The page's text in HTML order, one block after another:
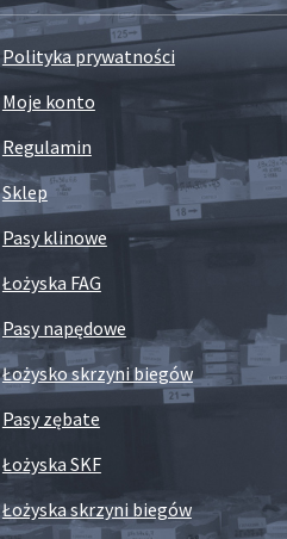
Polityka prywatności
Moje konto
Regulamin
Sklep
Pasy klinowe
Łożyska FAG
Pasy napędowe
Łożysko skrzyni biegów
Pasy zębate
Łożyska SKF
Łożyska skrzyni biegów